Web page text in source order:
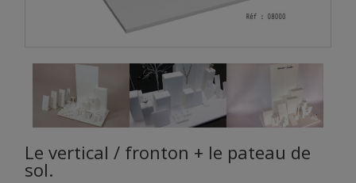
Le vertical / fronton + le pateau de
sol.